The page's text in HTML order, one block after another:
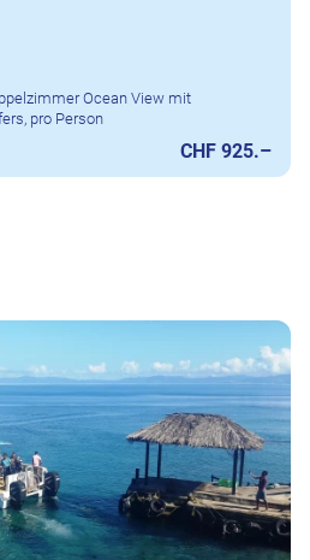
Ocean View mit
pro Person
CHF 925.–